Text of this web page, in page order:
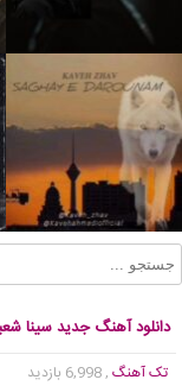
دانلود آهنگ جدید سینا
تک آهنگ , 6,998 بازدید